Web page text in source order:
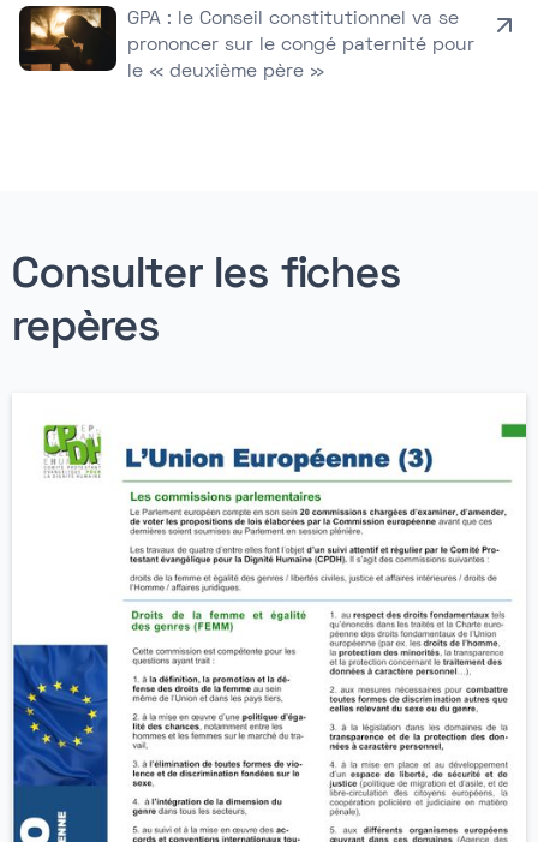
GPA : le Conseil constitutionnel va se
prononcer sur le congé paternité pour
le « deuxième père »
Consulter les fiches
repères